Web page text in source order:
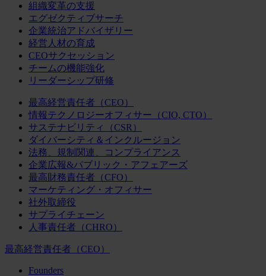
組織変革の支援
エグゼクティブサーチ
企業統治アドバイザリー
経営人材の育成
CEOサクセッション
チームの機能強化
リーダーシップ研修
最高経営責任者（CEO）
情報テクノロジーオフィサー（CIO, CTO）
サステナビリティ（CSR）
ダイバーシティ＆インクルージョン
法務、規制関連、コンプライアンス
企業広報&パブリック・アフェアーズ
最高財務責任者（CFO）
マーケティング・オフィサー
社外取締役
サプライチェーン
人事責任者（CHRO）
最高経営責任者（CEO）
Founders